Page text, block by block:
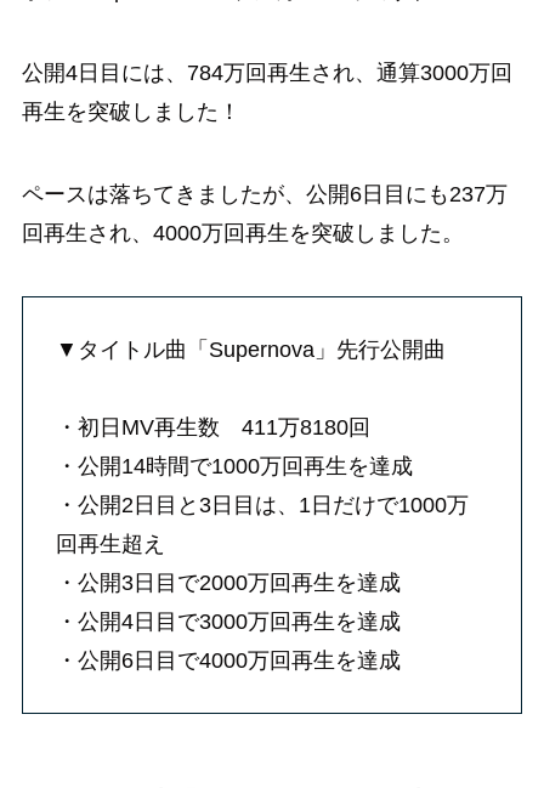
公開4日目には、784万回再生され、通算3000万回
再生を突破しました！
ペースは落ちてきましたが、公開6日目にも237万
回再生され、4000万回再生を突破しました。
▼タイトル曲「Supernova」先行公開曲
・初日MV再生数 411万8180回
・公開14時間で1000万回再生を達成
・公開2日目と3日目は、1日だけで1000万
回再生超え
・公開3日目で2000万回再生を達成
・公開4日目で3000万回再生を達成
・公開6日目で4000万回再生を達成